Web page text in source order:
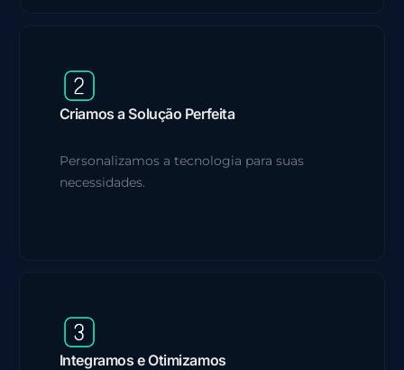
Criamos a Solução Perfeita
Personalizamos a tecnologia para suas
necessidades.
Integramos e Otimizamos